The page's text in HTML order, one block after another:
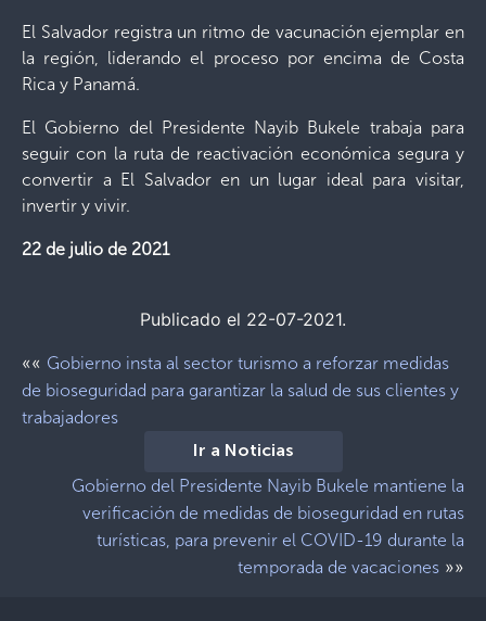
El Salvador registra un ritmo de vacunación ejemplar en
la región, liderando el proceso por encima de Costa
Rica y Panamá.
El Gobierno del Presidente Nayib Bukele trabaja para
seguir con la ruta de reactivación económica segura y
convertir a El Salvador en un lugar ideal para visitar,
invertir y vivir.
22 de julio de 2021
Publicado el 22-07-2021.
«« Gobierno insta al sector turismo a reforzar medidas
de bioseguridad para garantizar la salud de sus clientes y
trabajadores
Ir a Noticias
Gobierno del Presidente Nayib Bukele mantiene la
verificación de medidas de bioseguridad en rutas
turísticas, para prevenir el COVID-19 durante la
temporada de vacaciones »»